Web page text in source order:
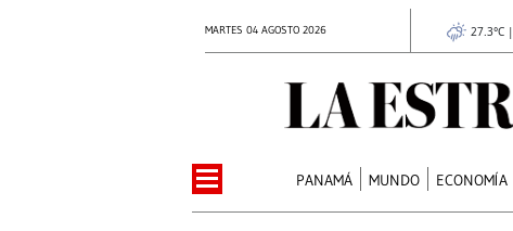
MARTES 04 AGOSTO 2026 27.3°C
PANAMÁ MUNDO ECONOMÍA